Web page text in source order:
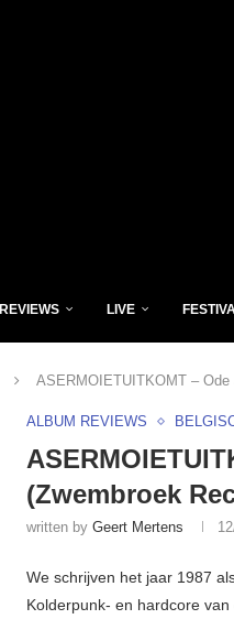
REVIEWS LIVE
ASERMOIETUITKOMT –
ALBUM REVIEWS
(Zwembroek
written by Geert Mertens
We schrijven het jaar 1987
Kolderpunk- en hardcore